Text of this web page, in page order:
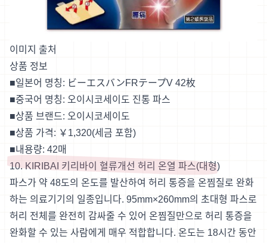
이미지 출처
상품 정보
■일본어 명칭: ビーエスバンFRテープV 42枚
■중국어 명칭: 오이시코세이도 진통 파스
■상품 브랜드: 오이시코세이도
■상품 가격: ￥1,320(세금 포함)
■내용량: 42매
10. KIRIBAI 키리바이 혈류개선 허리 온열 파스(대형)
파스가 약 48도의 온도를 발산하여 허리 통증을 온찜질로 완화
하는 의료기기의 일종입니다. 95mm×260mm의 초대형 파스로
허리 전체를 완전히 감싸줄 수 있어 온찜질만으로 허리 통증을
완화할 수 있는 사람에게 매우 적합합니다. 온도는 18시간 동안